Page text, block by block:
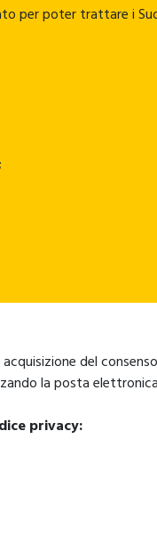
per poter trattare i
del
la posta
privacy: